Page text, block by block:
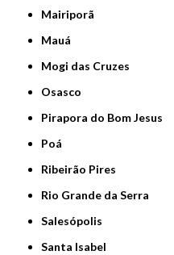
Mairiporã
Mauá
Mogi das Cruzes
Osasco
Pirapora do Bom Jesus
Poá
Ribeirão Pires
Rio Grande da Serra
Salesópolis
Santa Isabel